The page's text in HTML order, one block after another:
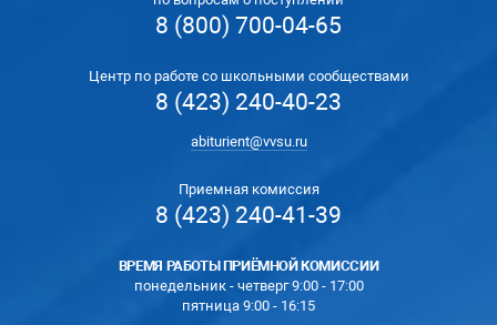
8 (800) 700-04-65
Центр по работе со школьными сообществами
8 (423) 240-40-23
abiturient@vvsu.ru
Приемная комиссия
8 (423) 240-41-39
ВРЕМЯ РАБОТЫ ПРИЁМНОЙ КОМИССИИ
понедельник - четверг 9:00 - 17:00
пятница 9:00 - 16:15